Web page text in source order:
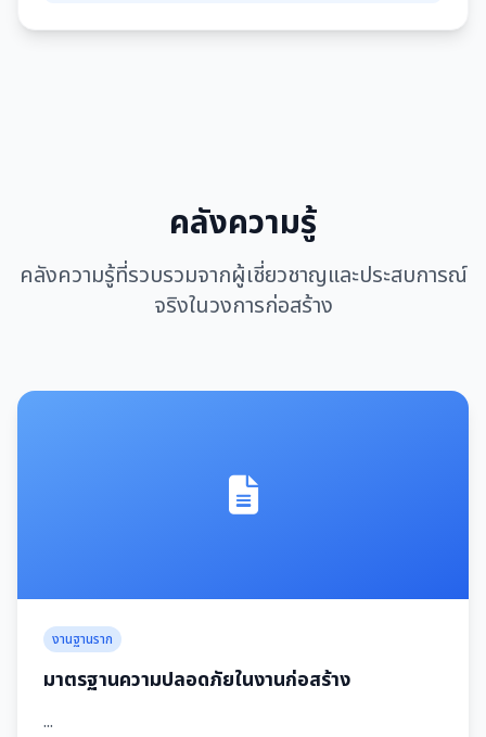
คลังความรู้
คลังความรู้ที่รวบรวมจากผู้เชี่ยวชาญและประสบการณ์
จริงในวงการก่อสร้าง
งานฐานราก
มาตรฐานความปลอดภัยในงานก่อสร้าง
...